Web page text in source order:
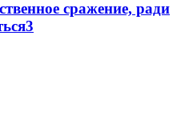
сражение, ради
3